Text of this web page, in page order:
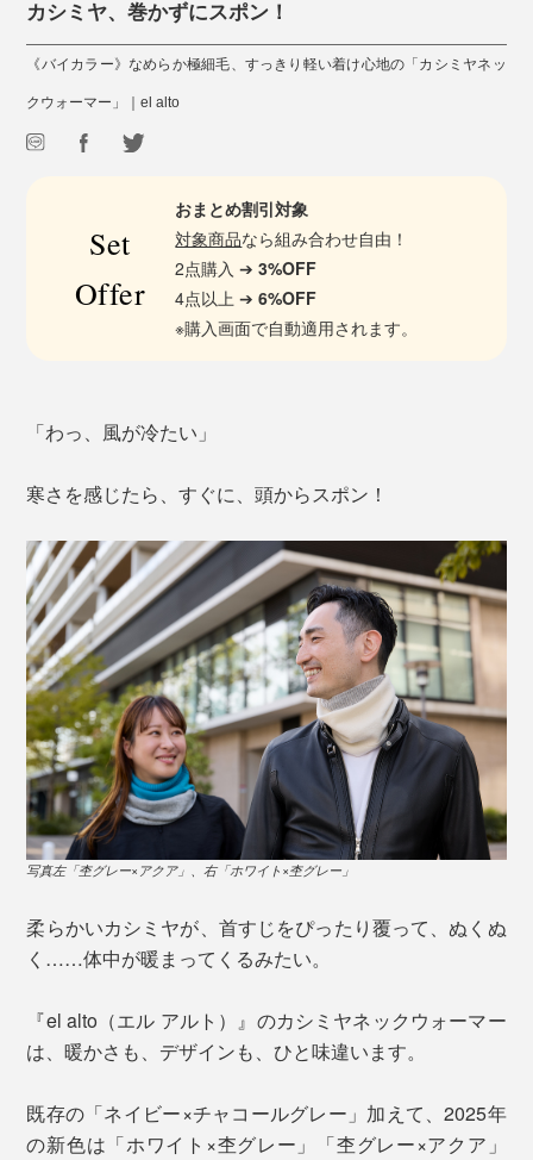
カシミヤ、巻かずにスポン！
《バイカラー》なめらか極細毛、すっきり軽い着け心地の「カシミヤネッ
クウォーマー」｜el alto
Set
Offer
おまとめ割引対象
対象商品なら組み合わせ自由！
2点購入 ➔3%OFF
4点以上 ➔6%OFF
※購入画面で自動適用されます。
「わっ、風が冷たい」
寒さを感じたら、すぐに、頭からスポン！
写真左「杢グレー×アクア」、右「ホワイト×杢グレー」
柔らかいカシミヤが、首すじをぴったり覆って、ぬくぬ
く……体中が暖まってくるみたい。
『el alto（エル アルト）』のカシミヤネックウォーマー
は、暖かさも、デザインも、ひと味違います。
既存の「ネイビー×チャコールグレー」加えて、2025年
の新色は「ホワイト×杢グレー」「杢グレー×アクア」